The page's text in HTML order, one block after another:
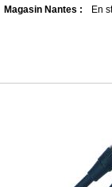
Magasin Nantes :
En